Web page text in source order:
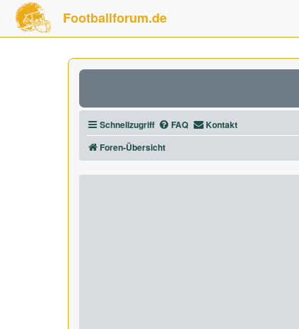
Footballforum.de
Schnellzugriff FAQ Kontakt
Foren-Übersicht